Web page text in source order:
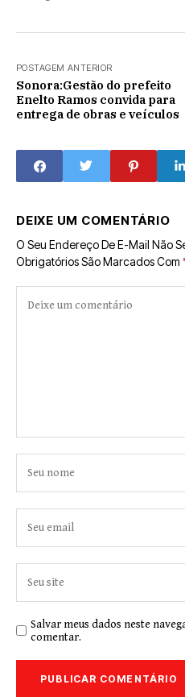
POSTAGEM ANTERIOR
Sonora:Gestão do prefeito
Enelto Ramos convida para
entrega de obras e veículos
DEIXE UM COMENTÁRIO
O Seu Endereço De E-Mail Não
Obrigatórios São Marcados Com
Salvar meus dados neste
comentar.